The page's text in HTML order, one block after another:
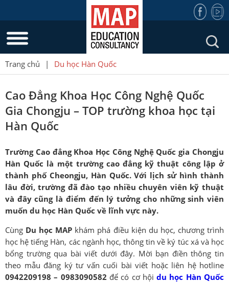
Trang chủ | Du học Hàn Quốc
Cao Đẳng Khoa Học Công Nghệ Quốc
Gia Chongju – TOP trường khoa học tại
Hàn Quốc
Trường Cao đẳng Khoa Học Công Nghệ Quốc gia Chongju
Hàn Quốc là một trường cao đẳng kỹ thuật công lập ở
thành phố Cheongju, Hàn Quốc. Với lịch sử hình thành
lâu đời, trường đã đào tạo nhiều chuyên viên kỹ thuật
và đây cũng là điểm đến lý tưởng cho những sinh viên
muốn du học Hàn Quốc về lĩnh vực này.
Cùng Du học MAP khám phá điều kiện du học, chương trình
học hệ tiếng Hàn, các ngành học, thông tin về ký túc xá và học
bổng trường qua bài viết dưới đây. Mời bạn điền thông tin
theo mẫu đăng ký tư vấn cuối bài viết hoặc liên hệ hotline
0942209198 – 0983090582 để có cơ hộidu học Hàn Quốc